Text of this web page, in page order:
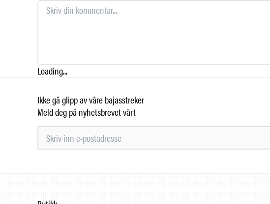
Loading...
Ikke gå glipp av våre bajasstreker
Meld deg på nyhetsbrevet vårt